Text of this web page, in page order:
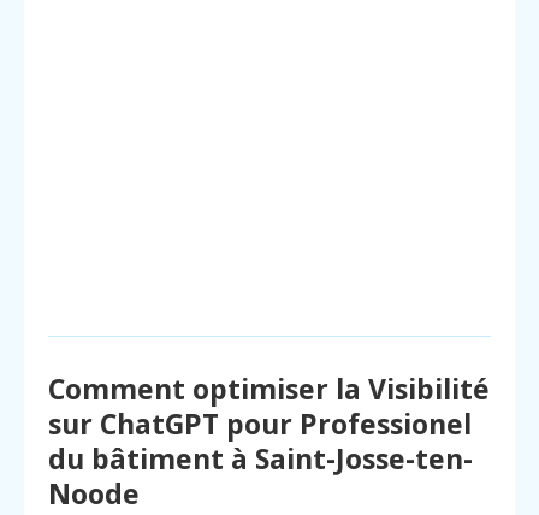
Comment optimiser la Visibilité
sur ChatGPT pour Professionel
du bâtiment à Saint-Josse-ten-
Noode